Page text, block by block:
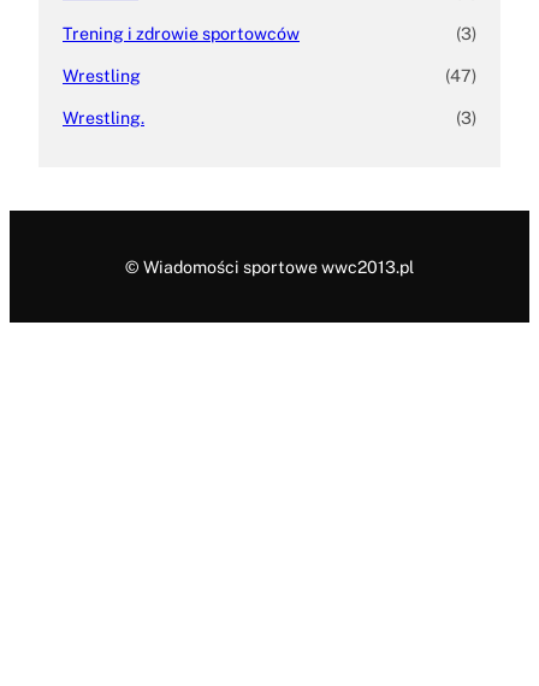
Trening i zdrowie sportowców (3)
Wrestling (47)
Wrestling. (3)
© Wiadomości sportowe wwc2013.pl